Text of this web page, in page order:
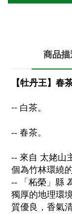
商品描
【牡丹王】春
-- 白茶。
-- 春茶。
-- 來自 太姥山
個為竹林環繞
-- 「柘榮」縣
獨厚的地理環
質優良，香氣